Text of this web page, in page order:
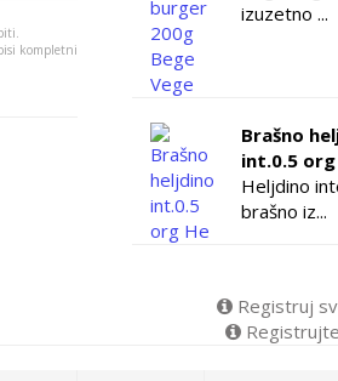
kompletni
izuzetno ...
Brašno
int.0.5 org
Heljdino
brašno iz...
Registruj